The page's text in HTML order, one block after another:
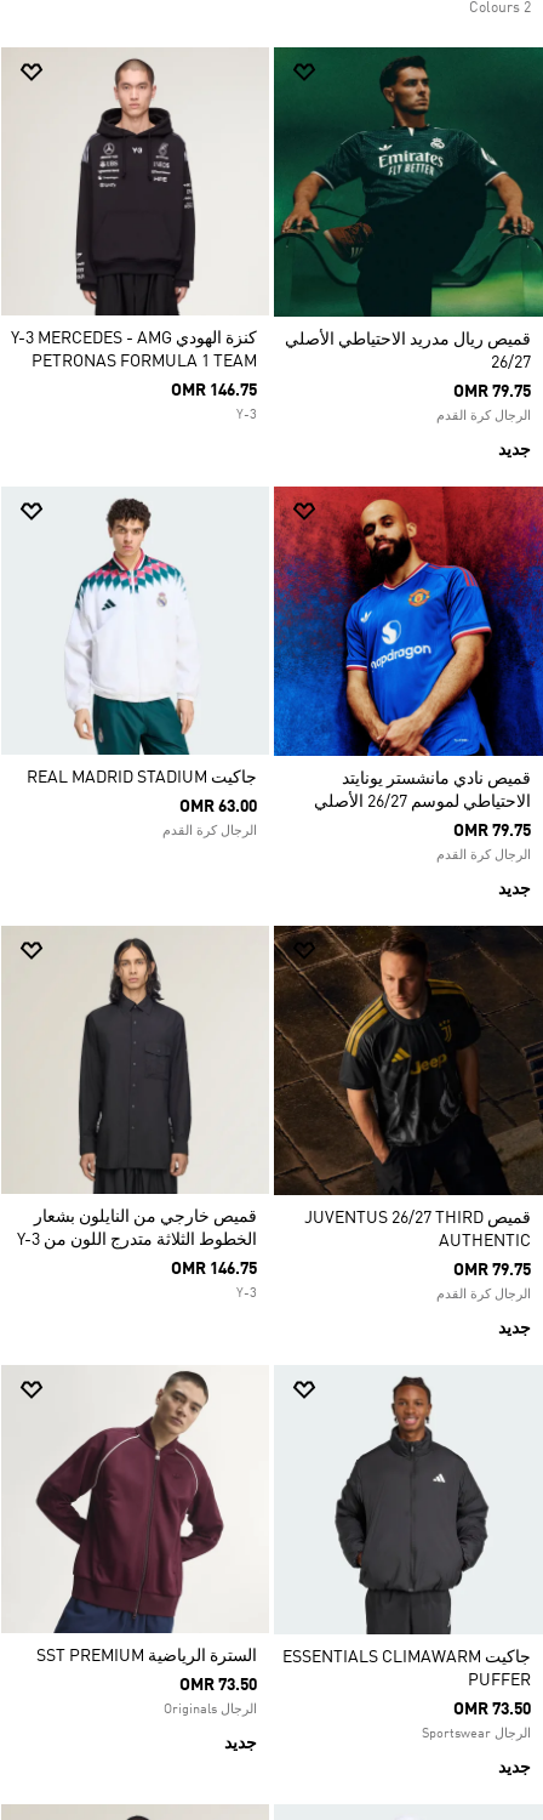
2 Colours
قميص ريال مدريد الاحتياطي الأصلي
26/27
OMR 79.75
الرجال كرة القدم
جديد
كنزة الهودي Y-3 MERCEDES - AMG
PETRONAS FORMULA 1 TEAM
OMR 146.75
Y-3
قميص نادي مانشستر يونايتد
الاحتياطي لموسم 26/27 الأصلي
OMR 79.75
الرجال كرة القدم
جديد
جاكيت REAL MADRID STADIUM
OMR 63.00
الرجال كرة القدم
قميص JUVENTUS 26/27 THIRD
AUTHENTIC
OMR 79.75
الرجال كرة القدم
جديد
قميص خارجي من النايلون بشعار
الخطوط الثلاثة متدرج اللون من Y-3
OMR 146.75
Y-3
جاكيت ESSENTIALS CLIMAWARM
PUFFER
OMR 73.50
الرجال Sportswear
جديد
السترة الرياضية SST PREMIUM
OMR 73.50
الرجال Originals
جديد